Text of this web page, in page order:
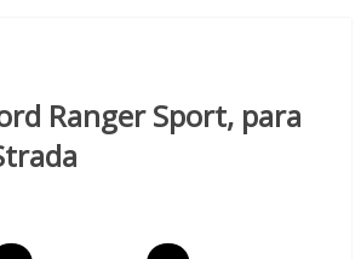
Ranger Sport, para